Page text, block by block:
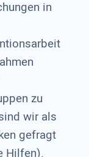
in
zu
wir als
gefragt
Hilfen).